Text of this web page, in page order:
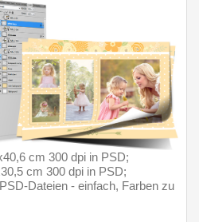
cm 300 dpi in PSD;
cm 300 dpi in PSD;
Dateien - einfach, Farben zu